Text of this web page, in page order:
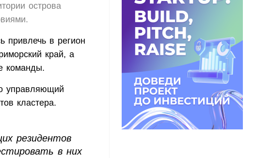
острова
привлечь в регион
край, а
команды.
управляющий
кластера.
резидентов
в них